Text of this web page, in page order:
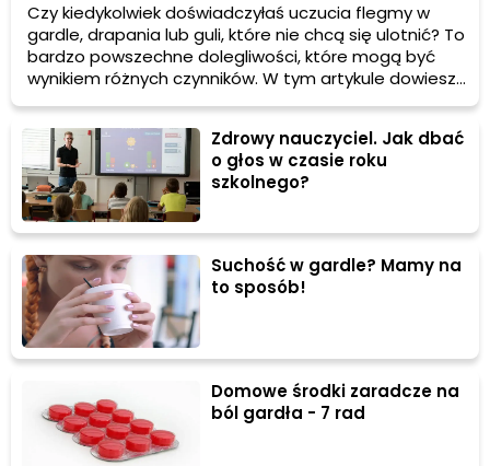
Czy kiedykolwiek doświadczyłaś uczucia flegmy w
gardle, drapania lub guli, które nie chcą się ulotnić? To
bardzo powszechne dolegliwości, które mogą być
wynikiem różnych czynników. W tym artykule dowiesz
się, dlaczego flegma gromadzi się w gardle, jakie są
jej objawy oraz jak można ją skutecznie leczyć.
Zdrowy nauczyciel. Jak dbać
o głos w czasie roku
szkolnego?
Suchość w gardle? Mamy na
to sposób!
Domowe środki zaradcze na
ból gardła - 7 rad